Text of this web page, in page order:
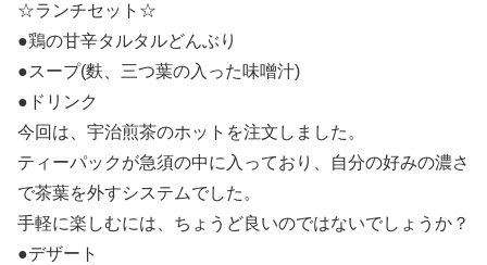
☆ランチセット☆
●鶏の甘辛タルタルどんぶり
●スープ(麩、三つ葉の入った味噌汁)
●ドリンク
今回は、宇治煎茶のホットを注文しました。
ティーパックが急須の中に入っており、自分の好みの濃さ
で茶葉を外すシステムでした。
手軽に楽しむには、ちょうど良いのではないでしょうか？
●デザート